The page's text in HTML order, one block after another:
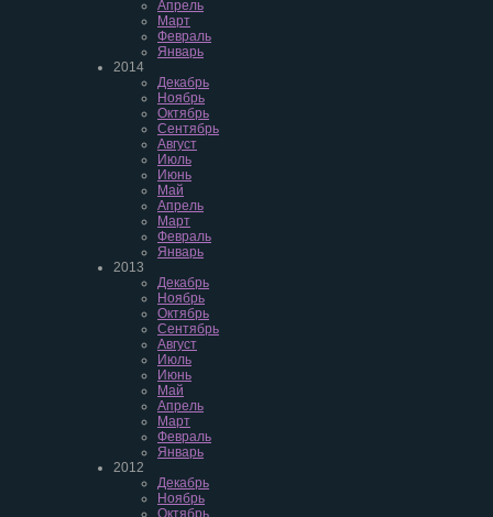
Апрель
Март
Февраль
Январь
2014
Декабрь
Ноябрь
Октябрь
Сентябрь
Август
Июль
Июнь
Май
Апрель
Март
Февраль
Январь
2013
Декабрь
Ноябрь
Октябрь
Сентябрь
Август
Июль
Июнь
Май
Апрель
Март
Февраль
Январь
2012
Декабрь
Ноябрь
Октябрь